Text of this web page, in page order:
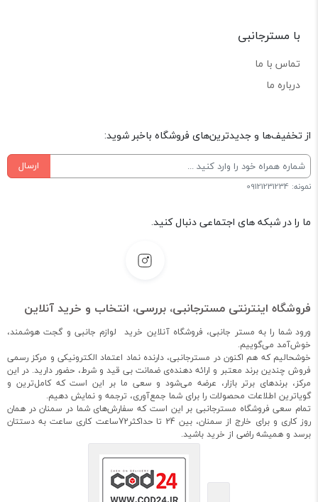
با مسترجانبی
تماس با ما
درباره ما
از تخفیف‌ها و جدیدترین‌های فروشگاه باخبر شوید:
ارسال
نمونه: 09121231234
ما را در شبکه های اجتماعی دنبال کنید.
فروشگاه اینترنتی مسترجانبی، بررسی، انتخاب و خرید آنلاین
ورود شما را به مستر جانبی، فروشگاه آنلاین خرید لوازم جانبی و گجت هوشمند،
خوش‌آمد می‌گوییم.
خوشحالیم که هم اکنون در مسترجانبی، دارنده نماد اعتماد الکترونیکی و مرکز رسمی
فروش چندین برند معتبر و ارائه دهنده‌ی ضمانت بی قید و شرط، حضور دارید. در این
مرکز، برندهای برتر بازار، عرضه می‌شود و سعی ما بر این است که کامل‌ترین و
گویاترین اطلاعات محصولات را برای شما جمع‌آوری، ترجمه و نمایش دهیم.
تمام سعی فروشگاه مسترجانبی بر این است که سفارش‌های شما در سمنان در همان
روز کاری و برای خارج از سمنان، بین 24 تا حداکثر72ساعت کاری ساعت به دستتان
برسد و همیشه راضی از خرید باشید.